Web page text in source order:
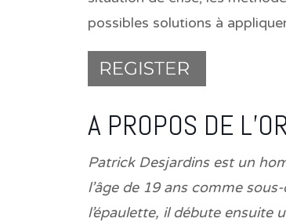
possibles solutions à
A PROPOS DE
Patrick Desjardins est un
l’âge de 19 ans comme
l’épaulette, il débute ensuite